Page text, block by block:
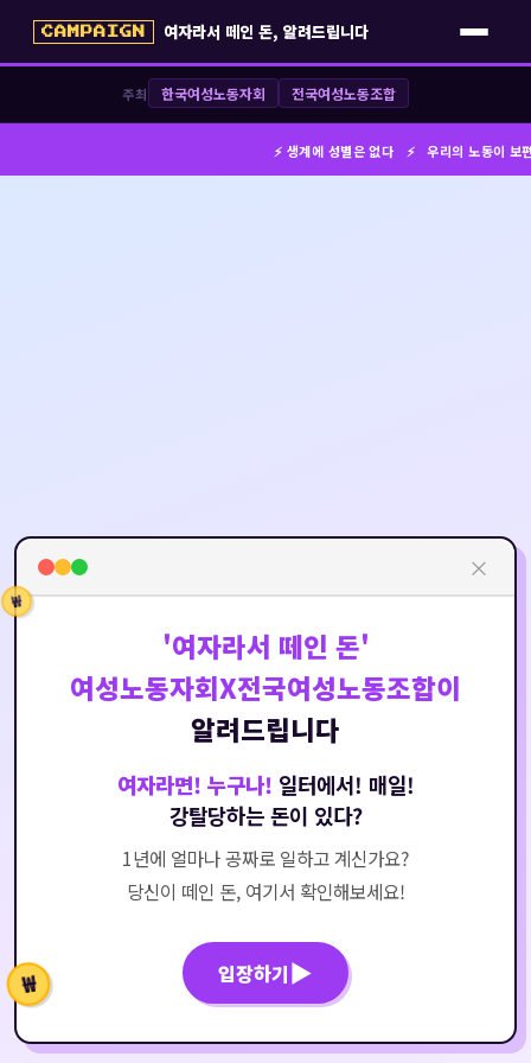
CAMPAIGN 여자라서 떼인 돈, 알려드립니다
주최 한국여성노동자회 전국여성노동조합
⚡ 생계에 성별은 없다 ⚡ 우리의 노동이
₩
₩
×
'여자라서 떼인 돈'
여성노동자회X전국여성노동조합이
알려드립니다
여자라면! 누구나! 일터에서! 매일!
강탈당하는 돈이 있다?
1년에 얼마나 공짜로 일하고 계신가요?
당신이 떼인 돈, 여기서 확인해보세요!
입장하기▶